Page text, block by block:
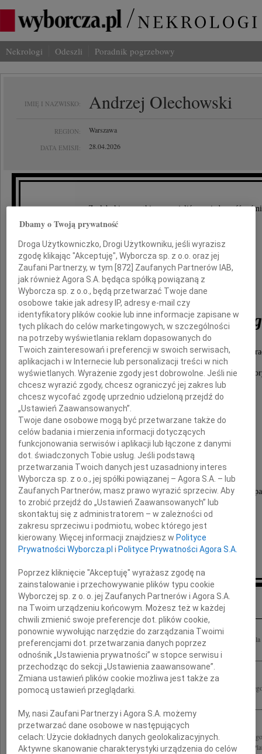
Nekrologi Odeszli Poradnik pogrzebowy
IMIĘ I NAZWISKO: Andrzej Olechowski
REGION: Warszawa
DATA EMISJI: 28.04.2026
Z głębokim smutkiem przyjęliśmy wiadomość o
Pana
Andrzeja
Wybitnego polityka, współtwórcy polskiej
a przede wszystkim Człowieka o wielkiej klasie i
Naszemu Koledze i Wspólnikowi,
Jackowi Olechowskiemu,
oraz Rodzinie i Bliskim,
składamy wyrazy najszczerszego współczucia i
w tych trudnych chwilach.
Zarząd oraz zespół Spółki Budlex
Inne kondolencje
Z ogromnym żalem żegnamy Kochanego Wujka Andrzeja Olechowskiego Byłeś
Osobą, która zawsze miała dla nas czas i do której mogliśmy zwrócić się z...
Irenie Olechowskiej wyrazy serdecznego współczucia z powodu śmierci
Z żalem żegnam Andrzeja Olechowskiego pierwszego zastępcę prezesa
1989-1991, ministra spraw zagranicznych w latach 1993-1995, współzałożyciela
Dbamy o Twoją prywatność
Droga Użytkowniczko, Drogi Użytkowniku, jeśli wyrazisz
zgodę klikając "Akceptuję", Wyborcza sp. z o.o. oraz jej
Zaufani Partnerzy, w tym [872] Zaufanych Partnerów IAB,
jak również Agora S.A. będąca spółką powiązaną z
Wyborcza sp. z o.o., będą przetwarzać Twoje dane
osobowe takie jak adresy IP, adresy e-mail czy
identyfikatory plików cookie lub inne informacje zapisane w
tych plikach do celów marketingowych, w szczególności
na potrzeby wyświetlania reklam dopasowanych do
Twoich zainteresowań i preferencji w swoich serwisach,
aplikacjach i w Internecie lub personalizacji treści w nich
wyświetlanych. Wyrażenie zgody jest dobrowolne. Jeśli nie
chcesz wyrazić zgody, chcesz ograniczyć jej zakres lub
chcesz wycofać zgodę uprzednio udzieloną przejdź do
„Ustawień Zaawansowanych”.
Twoje dane osobowe mogą być przetwarzane także do
celów badania i mierzenia informacji dotyczących
funkcjonowania serwisów i aplikacji lub łączone z danymi
dot. świadczonych Tobie usług. Jeśli podstawą
przetwarzania Twoich danych jest uzasadniony interes
Wyborcza sp. z o.o., jej spółki powiązanej – Agora S.A. – lub
Zaufanych Partnerów, masz prawo wyrazić sprzeciw. Aby
to zrobić przejdź do „Ustawień Zaawansowanych” lub
skontaktuj się z administratorem – w zależności od
zakresu sprzeciwu i podmiotu, wobec którego jest
kierowany. Więcej informacji znajdziesz wPolityce
Prywatności Wyborcza.pl iPolityce Prywatności Agora S.A.
Poprzez kliknięcie "Akceptuję" wyrażasz zgodę na
zainstalowanie i przechowywanie plików typu cookie
Wyborczej sp. z o. o. jej Zaufanych Partnerów i Agora S.A.
na Twoim urządzeniu końcowym. Możesz też w każdej
chwili zmienić swoje preferencje dot. plików cookie,
ponownie wywołując narzędzie do zarządzania Twoimi
preferencjami dot. przetwarzania danych poprzez
odnośnik „Ustawienia prywatności” w stopce serwisu i
przechodząc do sekcji „Ustawienia zaawansowane”.
Zmiana ustawień plików cookie możliwa jest także za
pomocą ustawień przeglądarki.
My, nasi Zaufani Partnerzy i Agora S.A. możemy
przetwarzać dane osobowe w następujących
celach:Użycie dokładnych danych geolokalizacyjnych.
Aktywne skanowanie charakterystyki urządzenia do celów